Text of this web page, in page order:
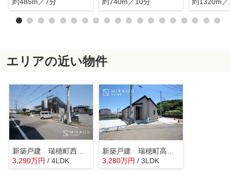
約485m／7分
約740m／10分
約1320m
エリアの近い物件
新築戸建 瑞穂町西松原2期 全3棟
3,290万円 / 4LDK
3,280万円 / 3LDK